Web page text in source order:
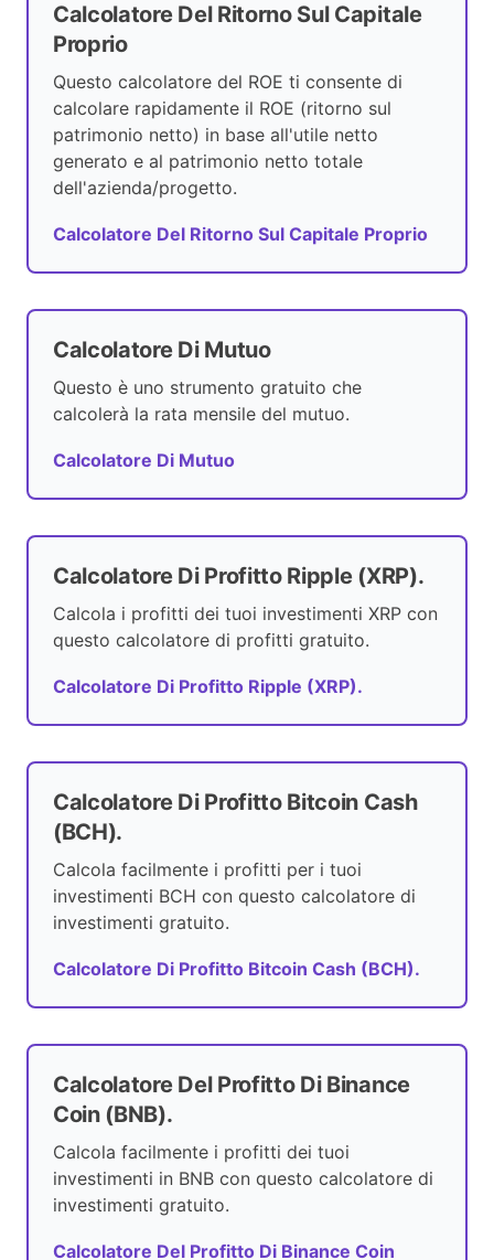
Calcolatore Del Ritorno Sul Capitale
Proprio
Questo calcolatore del ROE ti consente di
calcolare rapidamente il ROE (ritorno sul
patrimonio netto) in base all'utile netto
generato e al patrimonio netto totale
dell'azienda/progetto.
Calcolatore Del Ritorno Sul Capitale Proprio
Calcolatore Di Mutuo
Questo è uno strumento gratuito che
calcolerà la rata mensile del mutuo.
Calcolatore Di Mutuo
Calcolatore Di Profitto Ripple (XRP).
Calcola i profitti dei tuoi investimenti XRP con
questo calcolatore di profitti gratuito.
Calcolatore Di Profitto Ripple (XRP).
Calcolatore Di Profitto Bitcoin Cash
(BCH).
Calcola facilmente i profitti per i tuoi
investimenti BCH con questo calcolatore di
investimenti gratuito.
Calcolatore Di Profitto Bitcoin Cash (BCH).
Calcolatore Del Profitto Di Binance
Coin (BNB).
Calcola facilmente i profitti dei tuoi
investimenti in BNB con questo calcolatore di
investimenti gratuito.
Calcolatore Del Profitto Di Binance Coin